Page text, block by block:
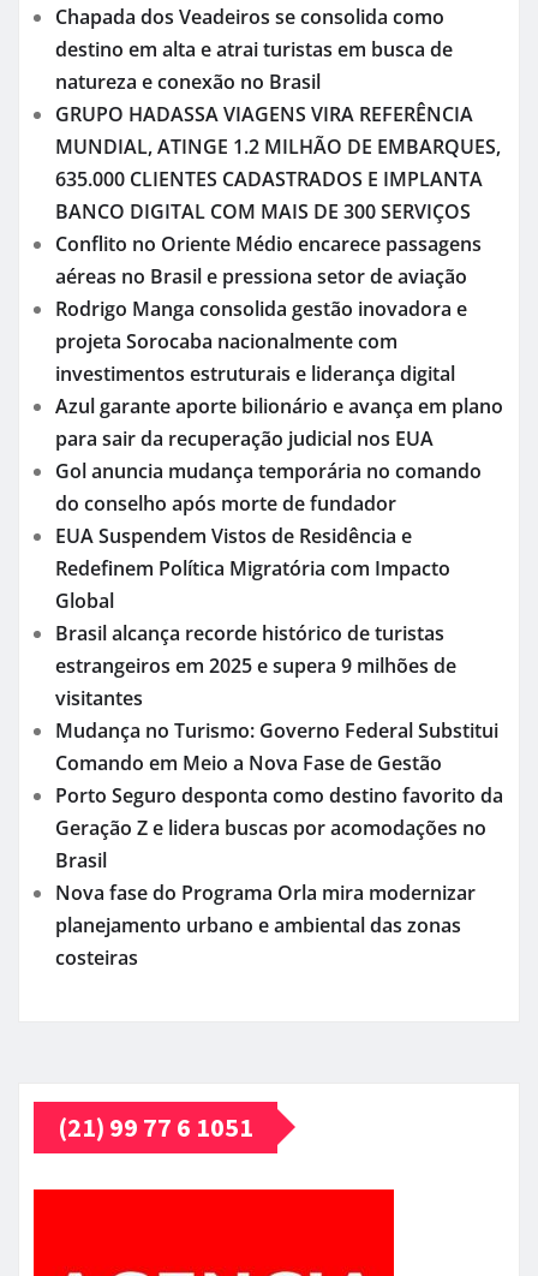
Chapada dos Veadeiros se consolida como
destino em alta e atrai turistas em busca de
natureza e conexão no Brasil
GRUPO HADASSA VIAGENS VIRA REFERÊNCIA
MUNDIAL, ATINGE 1.2 MILHÃO DE EMBARQUES,
635.000 CLIENTES CADASTRADOS E IMPLANTA
BANCO DIGITAL COM MAIS DE 300 SERVIÇOS
Conflito no Oriente Médio encarece passagens
aéreas no Brasil e pressiona setor de aviação
Rodrigo Manga consolida gestão inovadora e
projeta Sorocaba nacionalmente com
investimentos estruturais e liderança digital
Azul garante aporte bilionário e avança em plano
para sair da recuperação judicial nos EUA
Gol anuncia mudança temporária no comando
do conselho após morte de fundador
EUA Suspendem Vistos de Residência e
Redefinem Política Migratória com Impacto
Global
Brasil alcança recorde histórico de turistas
estrangeiros em 2025 e supera 9 milhões de
visitantes
Mudança no Turismo: Governo Federal Substitui
Comando em Meio a Nova Fase de Gestão
Porto Seguro desponta como destino favorito da
Geração Z e lidera buscas por acomodações no
Brasil
Nova fase do Programa Orla mira modernizar
planejamento urbano e ambiental das zonas
costeiras
(21) 99 77 6 1051